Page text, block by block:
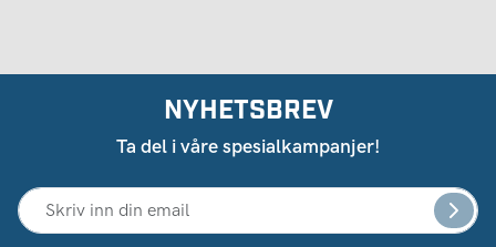
NYHETSBREV
Ta del i våre spesialkampanjer!